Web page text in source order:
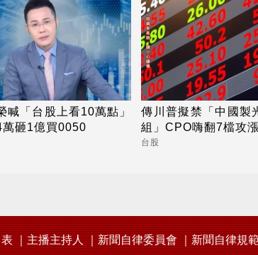
喊「台股上看10萬點」
萬砸1億買0050
傳川普擬禁「中國製
組」CPO嗨翻7檔攻
台股
主播主持人 新聞自律委員會 新聞自律規